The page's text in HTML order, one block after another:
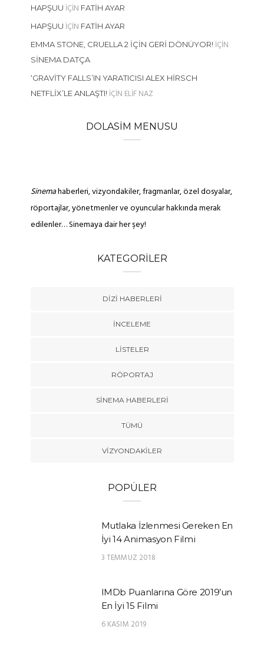
HAPŞUU IÇIN FATIH AYAR
HAPŞUU IÇIN FATIH AYAR
EMMA STONE, CRUELLA 2 İÇIN GERI DÖNÜYOR!IÇIN
SINEMA DATÇA
‘GRAVITY FALLS’IN YARATICISI ALEX HIRSCH
NETFLIX’LE ANLAŞTI!IÇIN ELIF NAZ
DOLASIM MENUSU
Sinemahaberleri, vizyondakiler, fragmanlar, özel dosyalar,
röportajlar, yönetmenler ve oyuncular hakkında merak
edilenler… Sinemaya dair her şey!
KATEGORILER
DIZI HABERLERI
İNCELEME
LISTELER
RÖPORTAJ
SINEMA HABERLERI
TÜMÜ
VIZYONDAKILER
POPÜLER
Mutlaka İzlenmesi Gereken En
İyi 14 Animasyon Filmi
3 TEMMUZ 2018
IMDb Puanlarına Göre 2019’un
En İyi 15 Filmi
6 KASIM 2019